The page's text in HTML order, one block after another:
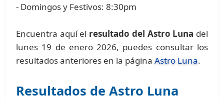
- Domingos y Festivos: 8:30pm
Encuentra aquí el resultado del Astro Luna del
lunes 19 de enero 2026, puedes consultar los
resultados anteriores en la páginaAstro Luna.
Resultados de Astro Luna